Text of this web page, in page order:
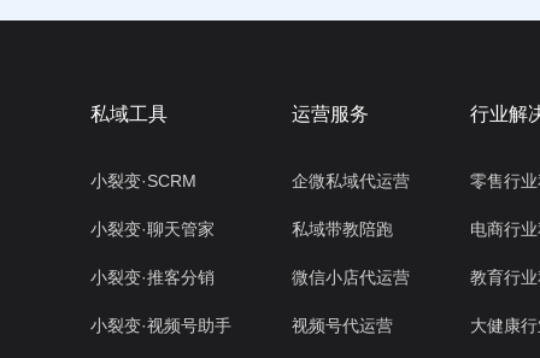
私域工具
小裂变·SCRM
小裂变·聊天管家
小裂变·推客分销
小裂变·视频号助手
运营服务
企微私域代运营
私域带教陪跑
微信小店代运营
视频号代运营
行业解
零售行
电商行
教育行
大健康